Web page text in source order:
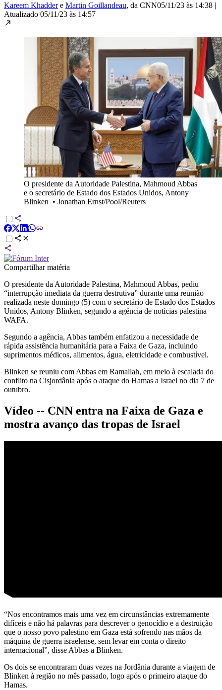
Kareem Khaddere Martin Goillandeau, da CNN05/11/23 às 14:38 |
Atualizado 05/11/23 às 14:57
O presidente da Autoridade Palestina, Mahmoud Abbas
e o secretário de Estado dos Estados Unidos, Antony
Blinken • Jonathan Ernst/Pool/Reuters
Compartilhar matéria
O presidente da Autoridade Palestina, Mahmoud Abbas, pediu
“interrupção imediata da guerra destrutiva” durante uma reunião
realizada neste domingo (5) com o secretário de Estado dos Estados
Unidos, Antony Blinken, segundo a agência de notícias palestina
WAFA.
Segundo a agência, Abbas também enfatizou a necessidade de
rápida assistência humanitária para a Faixa de Gaza, incluindo
suprimentos médicos, alimentos, água, eletricidade e combustível.
Blinken se reuniu com Abbas em Ramallah, em meio à escalada do
conflito na Cisjordânia após o ataque do Hamas a Israel no dia 7 de
outubro.
Vídeo -- CNN entra na Faixa de Gaza e
mostra avanço das tropas de Israel
“Nos encontramos mais uma vez em circunstâncias extremamente
difíceis e não há palavras para descrever o genocídio e a destruição
que o nosso povo palestino em Gaza está sofrendo nas mãos da
máquina de guerra israelense, sem levar em conta o direito
internacional”, disse Abbas a Blinken.
Os dois se encontraram duas vezes na Jordânia durante a viagem de
Blinken à região no mês passado, logo após o primeiro ataque do
Hamas.